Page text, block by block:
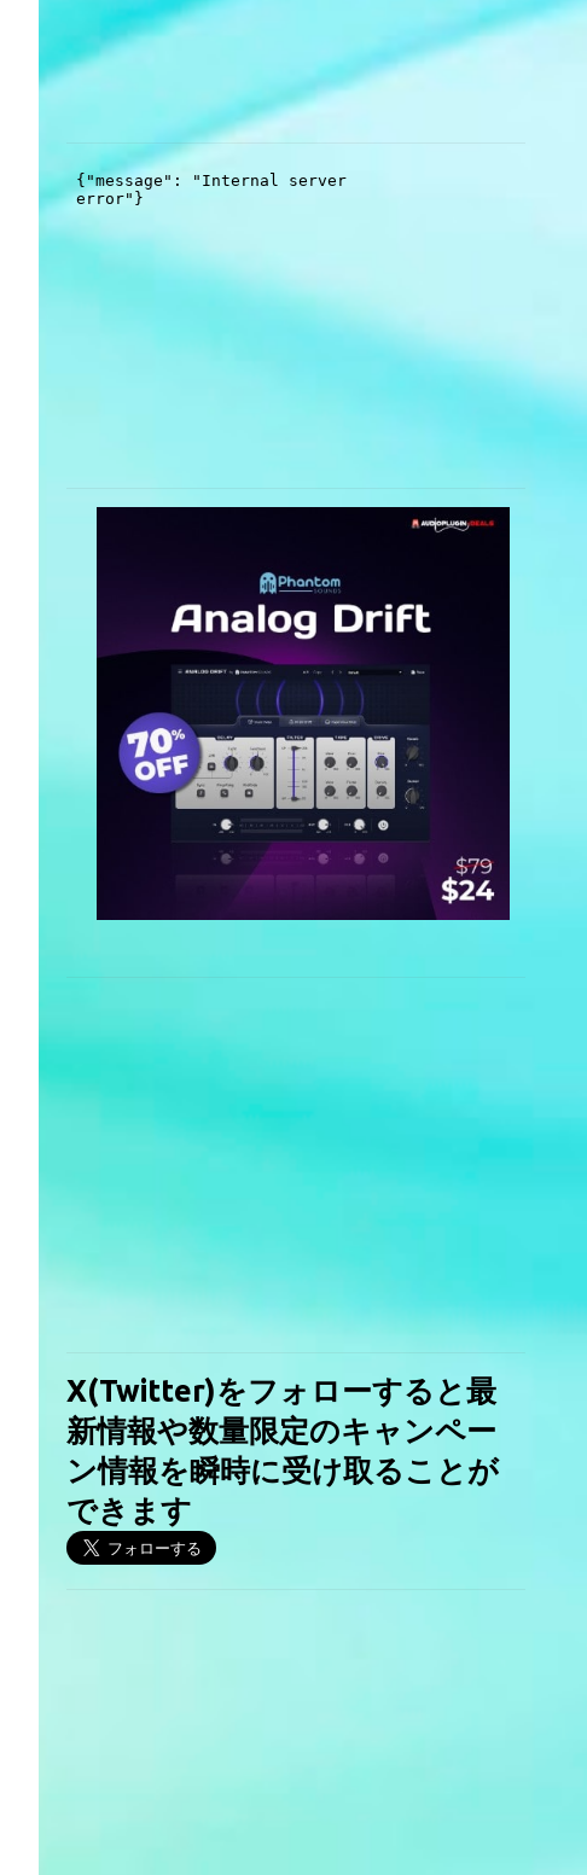
X(Twitter)をフォローすると最
新情報や数量限定のキャンペー
ン情報を瞬時に受け取ることが
できます